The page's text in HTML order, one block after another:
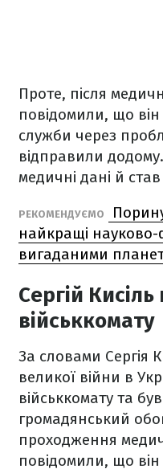
Проте, після
повідомили, що він
служби через
відправили
медичні дані й
РЕКОМЕНДУЄМО
найкращі науково-
вигаданими
Сергій
військкомату
За словами Сергія
великої війни в
військкомату та
громадянський
проходження
повідомили, що він